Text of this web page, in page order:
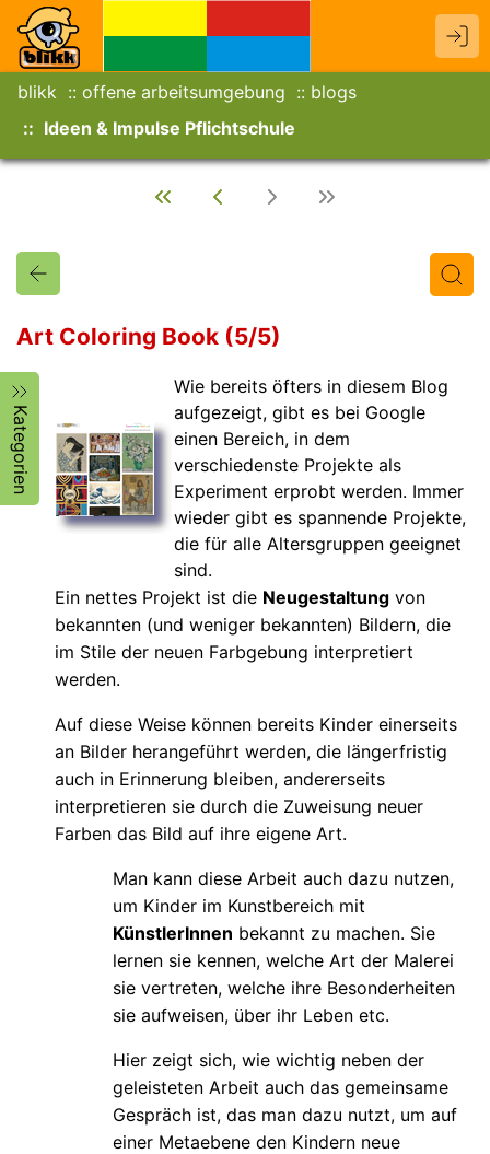
blikk offene arbeitsumgebung
blogs
Ideen & Impulse Pflichtschule
Autor/in
Art Coloring Book (5/5)
Kategorien
Wie bereits öfters in diesem Blog
aufgezeigt, gibt es bei Google
einen Bereich, in dem
verschiedenste Projekte als
Experiment erprobt werden. Immer
wieder gibt es spannende Projekte,
die für alle Altersgruppen geeignet
sind.
Ein nettes Projekt ist die Neugestaltung von
bekannten (und weniger bekannten) Bildern, die
im Stile der neuen Farbgebung interpretiert
werden.
Auf diese Weise können bereits Kinder einerseits
an Bilder herangeführt werden, die längerfristig
auch in Erinnerung bleiben, andererseits
interpretieren sie durch die Zuweisung neuer
Farben das Bild auf ihre eigene Art.
Man kann diese Arbeit auch dazu nutzen,
um Kinder im Kunstbereich mit
KünstlerInnen bekannt zu machen. Sie
lernen sie kennen, welche Art der Malerei
sie vertreten, welche ihre Besonderheiten
sie aufweisen, über ihr Leben etc.
Hier zeigt sich, wie wichtig neben der
geleisteten Arbeit auch das gemeinsame
Gespräch ist, das man dazu nutzt, um auf
einer Metaebene den Kindern neue